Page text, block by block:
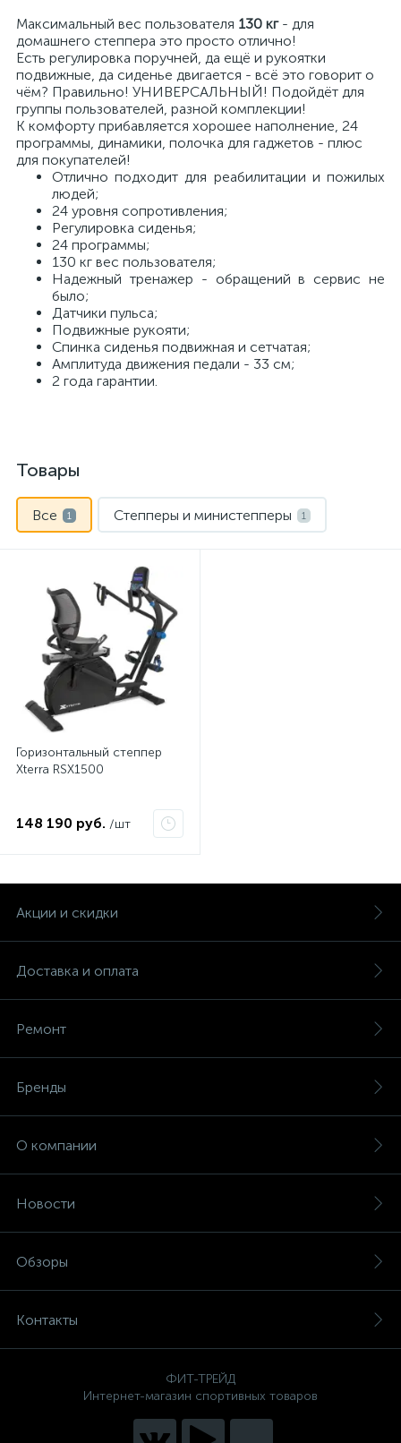
Максимальный вес пользователя 130 кг- для
домашнего степпера это просто отлично!
Есть регулировка поручней, да ещё и рукоятки
подвижные, да сиденье двигается - всё это говорит о
чём? Правильно! УНИВЕРСАЛЬНЫЙ! Подойдёт для
группы пользователей, разной комплекции!
К комфорту прибавляется хорошее наполнение, 24
программы, динамики, полочка для гаджетов - плюс
для покупателей!
Отлично подходит для реабилитации и пожилых
людей;
24 уровня сопротивления;
Регулировка сиденья;
24 программы;
130 кг вес пользователя;
Надежный тренажер - обращений в сервис не
было;
Датчики пульса;
Подвижные рукояти;
Спинка сиденья подвижная и сетчатая;
Амплитуда движения педали - 33 см;
2 года гарантии.
Товары
Все 1 Степперы и министепперы 1
Горизонтальный степпер
Xterra RSX1500
148 190 руб. /шт
Акции и скидки
Доставка и оплата
Ремонт
Бренды
О компании
Новости
Обзоры
Контакты
ФИТ-ТРЕЙД
Интернет-магазин спортивных товаров